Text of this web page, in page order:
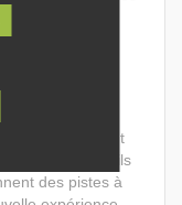
préparer aux
SNC car j'ai
qui s'occupent
mes outils
des pistes à